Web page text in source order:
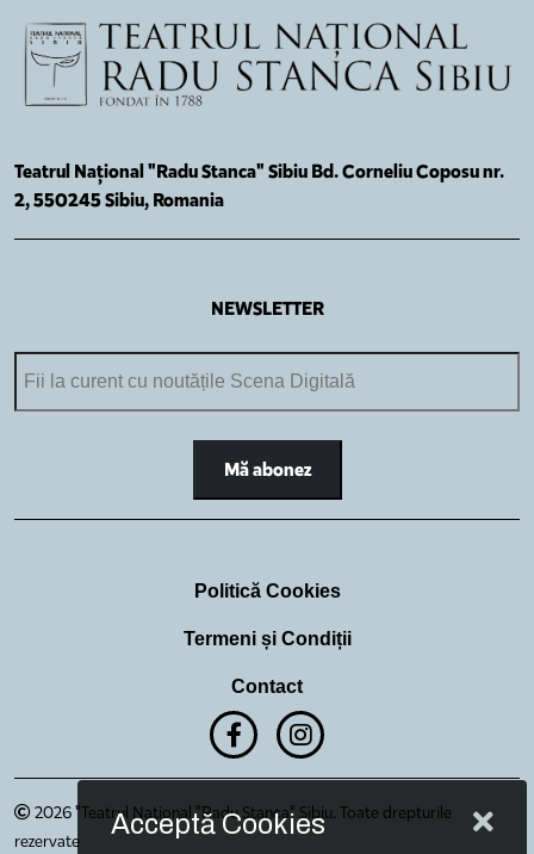
Teatrul Național "Radu Stanca" Sibiu Bd. Corneliu Coposu nr.
2, 550245 Sibiu, Romania
NEWSLETTER
Politică Cookies
Termeni și Condiții
Contact
2026 "Teatrul Național "Radu Stanca" Sibiu. Toate drepturile
rezervate
Acceptă Cookies